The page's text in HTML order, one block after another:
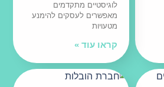
לוגיסטיים מתקדמים
מאפשרים לעסקים להימנע
מטעויות
קראו עוד »